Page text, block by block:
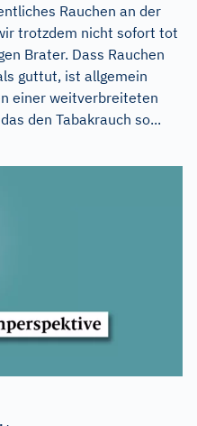
Rauchen an der
trotzdem nicht sofort tot
Brater. Dass Rauchen
guttut, ist allgemein
einer weitverbreiteten
den Tabakrauch so...